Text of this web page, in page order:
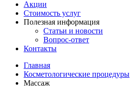
Акции
Стоимость услуг
Полезная информация
Статьи и новости
Вопрос-ответ
Контакты
Главная
Косметологические процедуры
Массаж